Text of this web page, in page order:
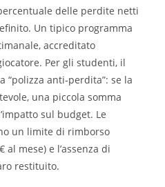
delle perdite netti
Un tipico programma
accreditato
Per gli studenti, il
“polizza anti‑perdita”: se la
una piccola somma
sul budget. Le
un limite di rimborso
al mese) e l’assenza di
restituito.